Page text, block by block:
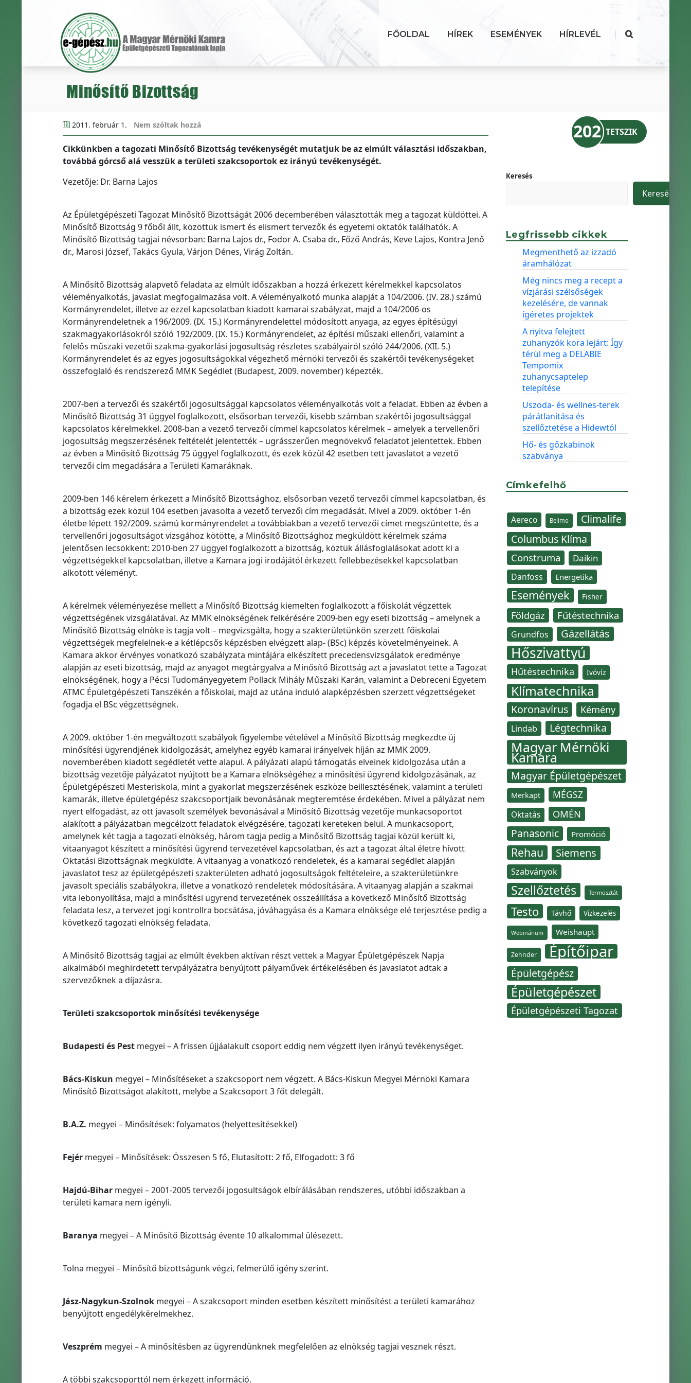
FŐOLDAL HÍREK ESEMÉNYEK HÍRLEVÉL |
Minősítő Bizottság
2011. február 1. Nem szóltak hozzá
Cikkünkben a tagozati Minősítő Bizottság tevékenységét mutatjuk be az elmúlt választási időszakban,
továbbá górcső alá vesszük a területi szakcsoportok ez irányú tevékenységét.
Vezetője: Dr. Barna Lajos
Az Épületgépészeti Tagozat Minősítő Bizottságát 2006 decemberében választották meg a tagozat küldöttei. A
Minősítő Bizottság 9 főből állt, közöttük ismert és elismert tervezők és egyetemi oktatók találhatók. A
Minősítő Bizottság tagjai névsorban: Barna Lajos dr., Fodor A. Csaba dr., Főző András, Keve Lajos, Kontra Jenő
dr., Marosi József, Takács Gyula, Várjon Dénes, Virág Zoltán.
A Minősítő Bizottság alapvető feladata az elmúlt időszakban a hozzá érkezett kérelmekkel kapcsolatos
véleményalkotás, javaslat megfogalmazása volt. A véleményalkotó munka alapját a 104/2006. (IV. 28.) számú
Kormányrendelet, illetve az ezzel kapcsolatban kiadott kamarai szabályzat, majd a 104/2006-os
Kormányrendeletnek a 196/2009. (IX. 15.) Kormányrendelettel módosított anyaga, az egyes építésügyi
szakmagyakorlásokról szóló 192/2009. (IX. 15.) Kormányrendelet, az építési műszaki ellenőri, valamint a
felelős műszaki vezetői szakma-gyakorlási jogosultság részletes szabályairól szóló 244/2006. (XII. 5.)
Kormányrendelet és az egyes jogosultságokkal végezhető mérnöki tervezői és szakértői tevékenységeket
összefoglaló és rendszerező MMK Segédlet (Budapest, 2009. november) képezték.
2007-ben a tervezői és szakértői jogosultsággal kapcsolatos véleményalkotás volt a feladat. Ebben az évben a
Minősítő Bizottság 31 üggyel foglalkozott, elsősorban tervezői, kisebb számban szakértői jogosultsággal
kapcsolatos kérelmekkel. 2008-ban a vezető tervezői címmel kapcsolatos kérelmek – amelyek a tervellenőri
jogosultság megszerzésének feltételét jelentették – ugrásszerűen megnövekvő feladatot jelentettek. Ebben
az évben a Minősítő Bizottság 75 üggyel foglalkozott, és ezek közül 42 esetben tett javaslatot a vezető
tervezői cím megadására a Területi Kamaráknak.
2009-ben 146 kérelem érkezett a Minősítő Bizottsághoz, elsősorban vezető tervezői címmel kapcsolatban, és
a bizottság ezek közül 104 esetben javasolta a vezető tervezői cím megadását. Mivel a 2009. október 1-én
életbe lépett 192/2009. számú kormányrendelet a továbbiakban a vezető tervezői címet megszüntette, és a
tervellenőri jogosultságot vizsgához kötötte, a Minősítő Bizottsághoz megküldött kérelmek száma
jelentősen lecsökkent: 2010-ben 27 üggyel foglalkozott a bizottság, köztük állásfoglalásokat adott ki a
végzettségekkel kapcsolatban, illetve a Kamara jogi irodájától érkezett fellebbezésekkel kapcsolatban
alkotott véleményt.
A kérelmek véleményezése mellett a Minősítő Bizottság kiemelten foglalkozott a főiskolát végzettek
végzettségének vizsgálatával. Az MMK elnökségének felkérésére 2009-ben egy eseti bizottság – amelynek a
Minősítő Bizottság elnöke is tagja volt – megvizsgálta, hogy a szakterületünkön szerzett főiskolai
végzettségek megfelelnek-e a kétlépcsős képzésben elvégzett alap- (BSc) képzés követelményeinek. A
Kamara akkor érvényes vonatkozó szabályzata mintájára elkészített precedensvizsgálatok eredménye
alapján az eseti bizottság, majd az anyagot megtárgyalva a Minősítő Bizottság azt a javaslatot tette a Tagozat
elnökségének, hogy a Pécsi Tudományegyetem Pollack Mihály Műszaki Karán, valamint a Debreceni Egyetem
ATMC Épületgépészeti Tanszékén a főiskolai, majd az utána induló alapképzésben szerzett végzettségeket
fogadja el BSc végzettségnek.
A 2009. október 1-én megváltozott szabályok figyelembe vételével a Minősítő Bizottság megkezdte új
minősítési ügyrendjének kidolgozását, amelyhez egyéb kamarai irányelvek híján az MMK 2009.
novemberében kiadott segédletét vette alapul. A pályázati alapú támogatás elveinek kidolgozása után a
bizottság vezetője pályázatot nyújtott be a Kamara elnökségéhez a minősítési ügyrend kidolgozásának, az
Épületgépészeti Mesteriskola, mint a gyakorlat megszerzésének eszköze beillesztésének, valamint a területi
kamarák, illetve épületgépész szakcsoportjaik bevonásának megteremtése érdekében. Mivel a pályázat nem
nyert elfogadást, az ott javasolt személyek bevonásával a Minősítő Bizottság vezetője munkacsoportot
alakított a pályázatban megcélzott feladatok elvégzésére, tagozati kereteken belül. A munkacsoport,
amelynek két tagja a tagozati elnökség, három tagja pedig a Minősítő Bizottság tagjai közül került ki,
vitaanyagot készített a minősítési ügyrend tervezetével kapcsolatban, és azt a tagozat által életre hívott
Oktatási Bizottságnak megküldte. A vitaanyag a vonatkozó rendeletek, és a kamarai segédlet alapján
javaslatot tesz az épületgépészeti szakterületen adható jogosultságok feltételeire, a szakterületünkre
javasolt speciális szabályokra, illetve a vonatkozó rendeletek módosítására. A vitaanyag alapján a szakmai
vita lebonyolítása, majd a minősítési ügyrend tervezetének összeállítása a következő Minősítő Bizottság
feladata lesz, a tervezet jogi kontrollra bocsátása, jóváhagyása és a Kamara elnöksége elé terjesztése pedig a
következő tagozati elnökség feladata.
A Minősítő Bizottság tagjai az elmúlt években aktívan részt vettek a Magyar Épületgépészek Napja
alkalmából meghirdetett tervpályázatra benyújtott pályaművek értékelésében és javaslatot adtak a
szervezőknek a díjazásra.
Területi szakcsoportok minősítési tevékenysége
Budapesti és Pestmegyei – A frissen újjáalakult csoport eddig nem végzett ilyen irányú tevékenységet.
Bács-Kiskun megyei – Minősítéseket a szakcsoport nem végzett. A Bács-Kiskun Megyei Mérnöki Kamara
Minősítő Bizottságot alakított, melybe a Szakcsoport 3 főt delegált.
B.A.Z. megyei – Minősítések: folyamatos (helyettesítésekkel)
Fejérmegyei – Minősítések: Összesen 5 fő, Elutasított: 2 fő, Elfogadott: 3 fő
Hajdú-Biharmegyei – 2001-2005 tervezői jogosultságok elbírálásában rendszeres, utóbbi időszakban a
területi kamara nem igényli.
Baranya megyei – A Minősítő Bizottság évente 10 alkalommal ülésezett.
Tolna megyei – Minősítő bizottságunk végzi, felmerülő igény szerint.
Jász-Nagykun-Szolnokmegyei – A szakcsoport minden esetben készített minősítést a területi kamarához
benyújtott engedélykérelmekhez.
Veszprém megyei – A minősítésben az ügyrendünknek megfelelően az elnökség tagjai vesznek részt.
A többi szakcsoporttól nem érkezett információ.
202 TETSZIK
Keresés
Keresés
Legfrissebb cikkek
Megmenthető az izzadó
áramhálózat
Még nincs meg a recept a
vízjárási szélsőségek
kezelésére, de vannak
ígéretes projektek
A nyitva felejtett
zuhanyzók kora lejárt: Így
térül meg a DELABIE
Tempomix
zuhanycsaptelep
telepítése
Uszoda- és wellnes-terek
párátlanítása és
szellőztetése a Hidewtól
Hő- és gőzkabinok
szabványa
Címkefelhő
Aereco Belimo
Climalife
Columbus Klíma
Construma Daikin
Danfoss Energetika
Események Fisher
Földgáz Fűtéstechnika
Grundfos Gázellátás
Hőszivattyú
Hűtéstechnika Ivóvíz
Klímatechnika
Koronavírus Kémény
Lindab Légtechnika
Magyar Mérnöki
Kamara
Magyar Épületgépészet
Merkapt MÉGSZ
Oktatás OMÉN
Panasonic Promóció
Rehau Siemens
Szabványok
Szellőztetés Termosztát
Testo Távhő Vízkezelés
Webinárium Weishaupt
Zehnder Építőipar
Épületgépész
Épületgépészet
Épületgépészeti Tagozat